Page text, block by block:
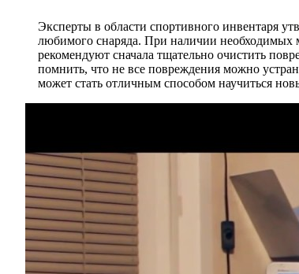
Эксперты в области спортивного инвентаря
любимого снаряда. При наличии необходимых
рекомендуют сначала тщательно очистить
помнить, что не все повреждения можно
может стать отличным способом научиться